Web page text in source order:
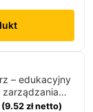
– edukacyjny
w sali
(9.52 złnetto)